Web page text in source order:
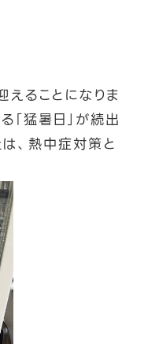
ることになりま
猛暑日」が続出
、熱中症対策と